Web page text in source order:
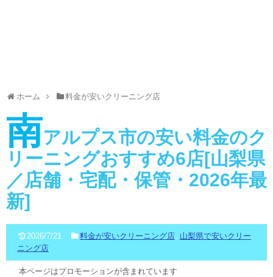
ホーム 料金が安いクリーニング店
南アルプス市の安い料金のク
リーニングおすすめ6店[山梨県
／店舗・宅配・保管・2026年最
新]
2026/7/21 料金が安いクリーニング店, 山梨県で安いクリー
ニング店
本ページはプロモーションが含まれています